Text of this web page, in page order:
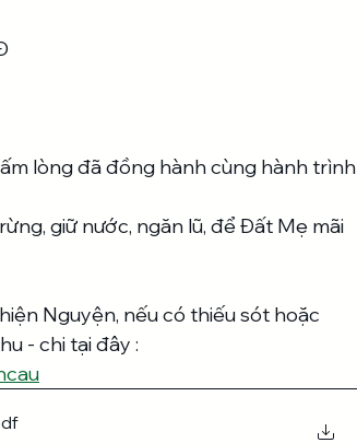
lòng đã đồng hành cùng hành trình
giữ nước, ngăn lũ, để Đất Mẹ mãi
Nguyện, nếu có thiếu sót hoặc
- chi tại đây :